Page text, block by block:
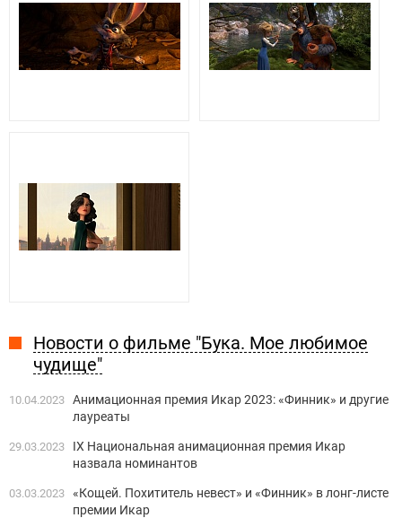
Новости о фильме "Бука. Мое любимое
чудище"
10.04.2023 Анимационная премия Икар 2023: «Финник» и другие
лауреаты
29.03.2023
IX Национальная анимационная премия Икар
назвала номинантов
03.03.2023 «Кощей. Похититель невест» и «Финник» в лонг-листе
премии Икар